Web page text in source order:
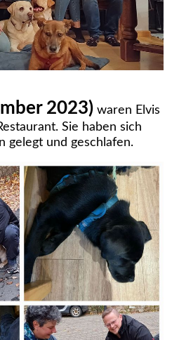
2023) waren Elvis
Sie haben sich
gelegt und geschlafen.